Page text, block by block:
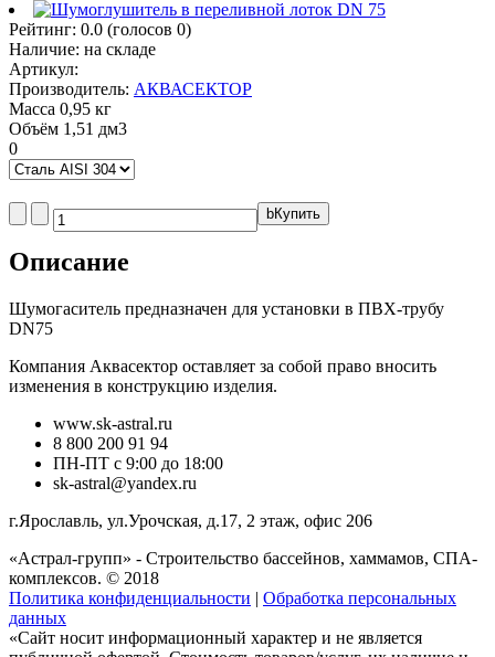
Рейтинг: 0.0 (голосов 0)
Наличие: на складе
Артикул:
Производитель: АКВАСЕКТОР
Масса 0,95 кг
Объём 1,51 дм3
0
bКупить
Описание
Шумогаситель предназначен для установки в ПВХ-трубу
DN75
Компания Аквасектор оставляет за собой право вносить
изменения в конструкцию изделия.
www.sk-astral.ru
8 800 200 91 94
ПН-ПТ с 9:00 до 18:00
sk-astral@yandex.ru
г.Ярославль, ул.Урочская, д.17, 2 этаж, офис 206
«Астрал-групп» - Строительство бассейнов, хаммамов, СПА-
комплексов. © 2018
Политика конфиденциальности | Обработка персональных
данных
«Сайт носит информационный характер и не является